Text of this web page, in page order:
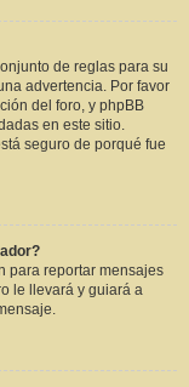
de reglas para su
advertencia. Por favor
del foro, y phpBB
en este sitio.
seguro de porqué fue
para reportar mensajes
le llevará y guiará a